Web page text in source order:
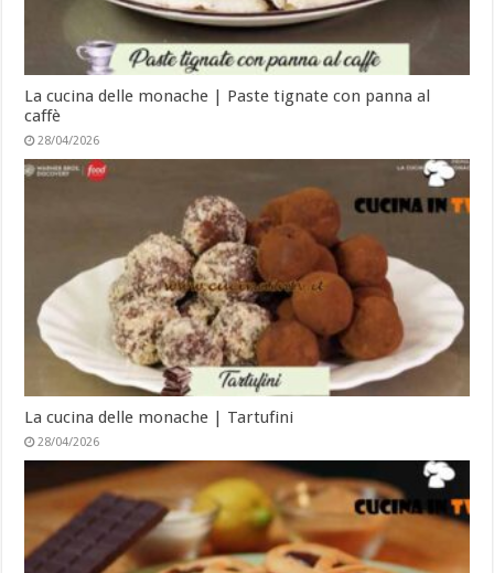
La cucina delle monache | Paste tignate con panna al
caffè
28/04/2026
La cucina delle monache | Tartufini
28/04/2026